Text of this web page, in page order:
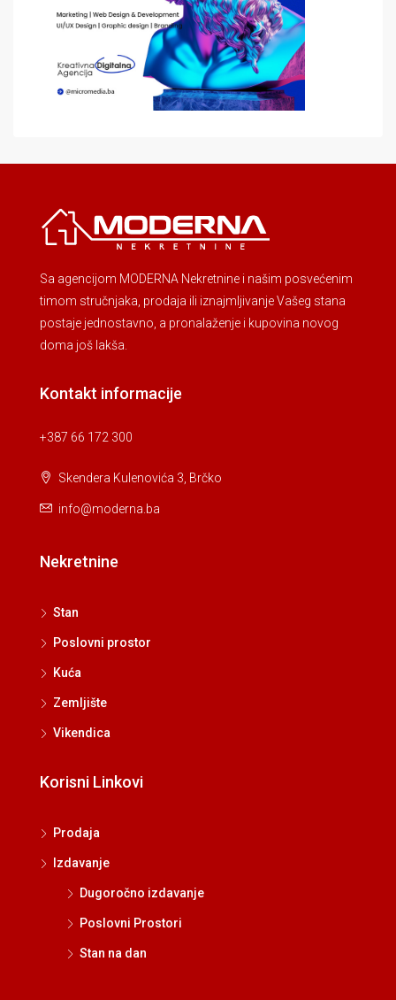
Sa agencijom MODERNA Nekretnine i našim posvećenim
timom stručnjaka, prodaja ili iznajmljivanje Vašeg stana
postaje jednostavno, a pronalaženje i kupovina novog
doma još lakša.
Kontakt informacije
+387 66 172 300
Skendera Kulenovića 3, Brčko
info@moderna.ba
Nekretnine
Stan
Poslovni prostor
Kuća
Zemljište
Vikendica
Korisni Linkovi
Prodaja
Izdavanje
Dugoročno izdavanje
Poslovni Prostori
Stan na dan